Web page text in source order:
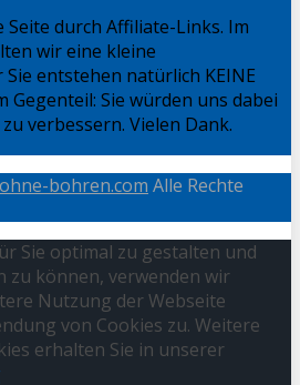
durch Affiliate-Links. Im
wir eine kleine
entstehen natürlich KEINE
Gegenteil: Sie würden uns dabei
verbessern. Vielen Dank.
bohren.com Alle Rechte
Sie optimal zu gestalten und
können, verwenden wir
Nutzung der Webseite
von Cookies zu. Weitere
erhalten Sie in unserer